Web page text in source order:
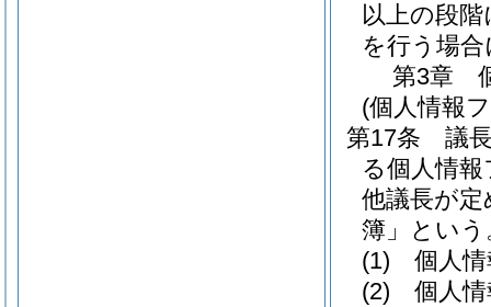
以上の段
を行う場
第3章
(個人情報
第17条
議
る個人情
他議長が
簿」という
(1)
個人
(2)
個人